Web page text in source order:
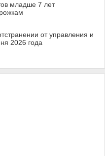
младше 7 лет
от управления и
2026 года